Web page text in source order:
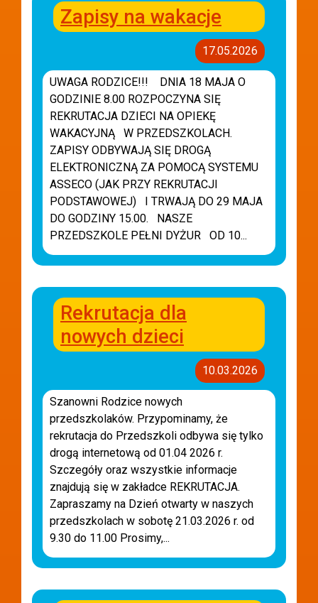
Zapisy na wakacje
17.05.2026
UWAGA RODZICE!!! DNIA 18 MAJA O
GODZINIE 8.00 ROZPOCZYNA SIĘ
REKRUTACJA DZIECI NA OPIEKĘ
WAKACYJNĄ W PRZEDSZKOLACH.
ZAPISY ODBYWAJĄ SIĘ DROGĄ
ELEKTRONICZNĄ ZA POMOCĄ SYSTEMU
ASSECO (JAK PRZY REKRUTACJI
PODSTAWOWEJ) I TRWAJĄ DO 29 MAJA
DO GODZINY 15.00. NASZE
PRZEDSZKOLE PEŁNI DYŻUR OD 10...
Rekrutacja dla
nowych dzieci
10.03.2026
Szanowni Rodzice nowych
przedszkolaków. Przypominamy, że
rekrutacja do Przedszkoli odbywa się tylko
drogą internetową od 01.04 2026 r.
Szczegóły oraz wszystkie informacje
znajdują się w zakładce REKRUTACJA.
Zapraszamy na Dzień otwarty w naszych
przedszkolach w sobotę 21.03.2026 r. od
9.30 do 11.00 Prosimy,...